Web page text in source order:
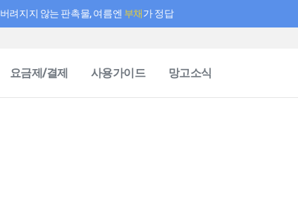
버려지지 않는 판촉물, 여름엔 부채가 정답
요금제/결제 사용가이드 망고소식